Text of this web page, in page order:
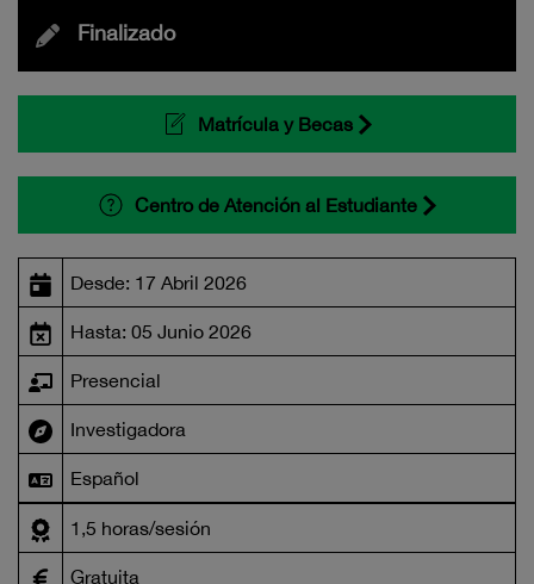
Finalizado
Matrícula y Becas
Centro de Atención al Estudiante
Desde: 17 Abril 2026
Hasta: 05 Junio 2026
Presencial
Investigadora
Español
1,5 horas/sesión
Gratuita